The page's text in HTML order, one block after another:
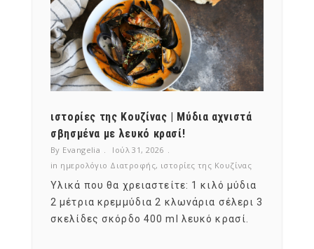
ιστορίες της Κουζίνας | Μύδια αχνιστά
σβησμένα με λευκό κρασί!
By Evangelia
Ιούλ 31, 2026
in ημερολόγιο Διατροφής, ιστορίες της Κουζίνας
Υλικά που θα χρειαστείτε: 1 κιλό μύδια
2 μέτρια κρεμμύδια 2 κλωνάρια σέλερι 3
σκελίδες σκόρδο 400 ml λευκό κρασί.